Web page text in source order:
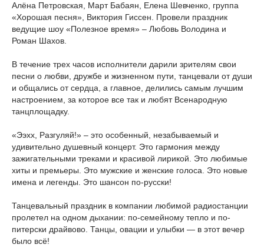
Алёна Петровская, Март Бабаян, Елена Шевченко, группа
«Хорошая песня», Виктория Гиссен. Провели праздник
ведущие шоу «Полезное время» – Любовь Володина и
Роман Шахов.
В течение трех часов исполнители дарили зрителям свои
песни о любви, дружбе и жизненном пути, танцевали от души
и общались от сердца, а главное, делились самым лучшим
настроением, за которое все так и любят Всенародную
танцплощадку.
«Ээхх, Разгуляй!» – это особенный, незабываемый и
удивительно душевный концерт. Это гармония между
зажигательными треками и красивой лирикой. Это любимые
хиты и премьеры. Это мужские и женские голоса. Это новые
имена и легенды. Это шансон по-русски!
Танцевальный праздник в компании любимой радиостанции
пролетел на одном дыхании: по-семейному тепло и по-
питерски драйвово. Танцы, овации и улыбки — в этот вечер
было всё!